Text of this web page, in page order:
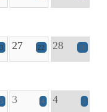
27 22 28 36
5 3 4 4 3